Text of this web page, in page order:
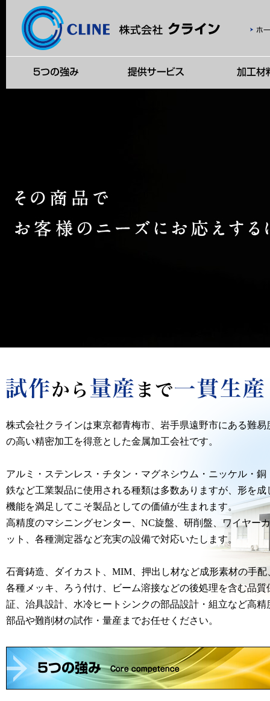
株式会社クラインは東京都青梅市、岩手県遠野市にある難易
の高い精密加工を得意とした金属加工会社です。
アルミ・ステンレス・チタン・マグネシウム・ニッケル・銅
鉄など工業製品に使用される種類は多数ありますが、形を成
機能を満足してこそ製品としての価値が生まれます。
高精度のマシニングセンター、NC旋盤、研削盤、ワイヤーカ
ット、各種測定器など充実の設備で対応いたします。
石膏鋳造、ダイカスト、MIM、押出し材など成形素材の手配
各種メッキ、ろう付け、ビーム溶接などの後処理を含む品質
証、治具設計、水冷ヒートシンクの部品設計・組立など高精
部品や難削材の試作・量産までお任せください。